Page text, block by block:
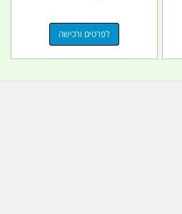
לפרטים ורכישה